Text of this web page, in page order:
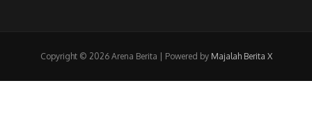
Copyright © 2026 Arena Berita | Powered by Majalah Berita X